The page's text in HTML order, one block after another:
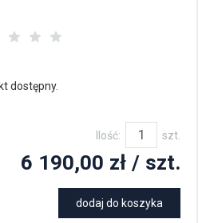
dostępny.
Ilość: szt.
6 190,00 zł / szt.
dodaj do koszyka